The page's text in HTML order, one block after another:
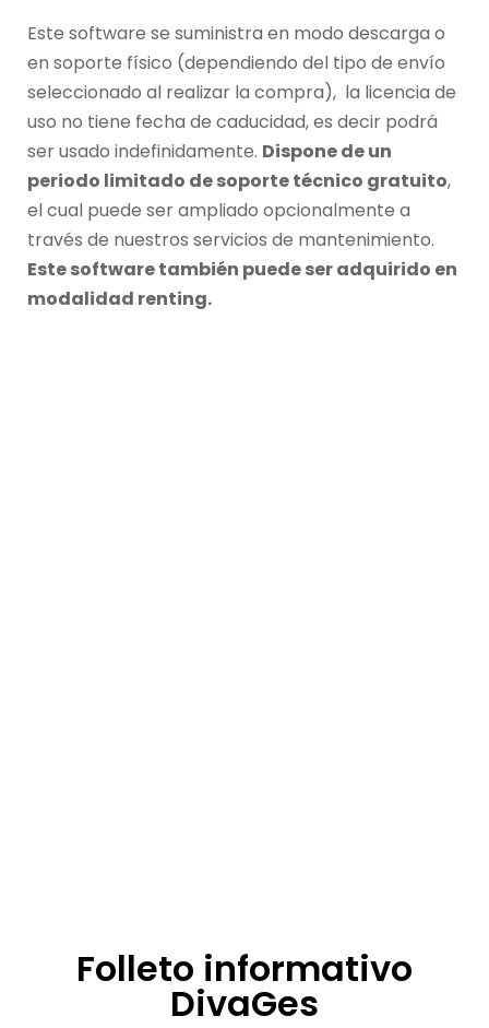
Este software se suministra en modo descarga o
en soporte físico (dependiendo del tipo de envío
seleccionado al realizar la compra), la licencia de
uso no tiene fecha de caducidad, es decir podrá
ser usado indefinidamente. Dispone de un
periodo limitado de soporte técnico gratuito,
el cual puede ser ampliado opcionalmente a
través de nuestros servicios de mantenimiento.
Este software también puede ser adquirido en
modalidad renting.
Folleto informativo
DivaGes